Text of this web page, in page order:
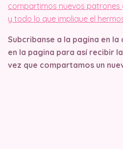
compartimos nuevos
y todo lo que implique el
Subcribanse a la pagina en la
en la pagina para así recibir
vez que compartamos un